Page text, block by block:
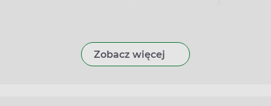
Zobacz więcej